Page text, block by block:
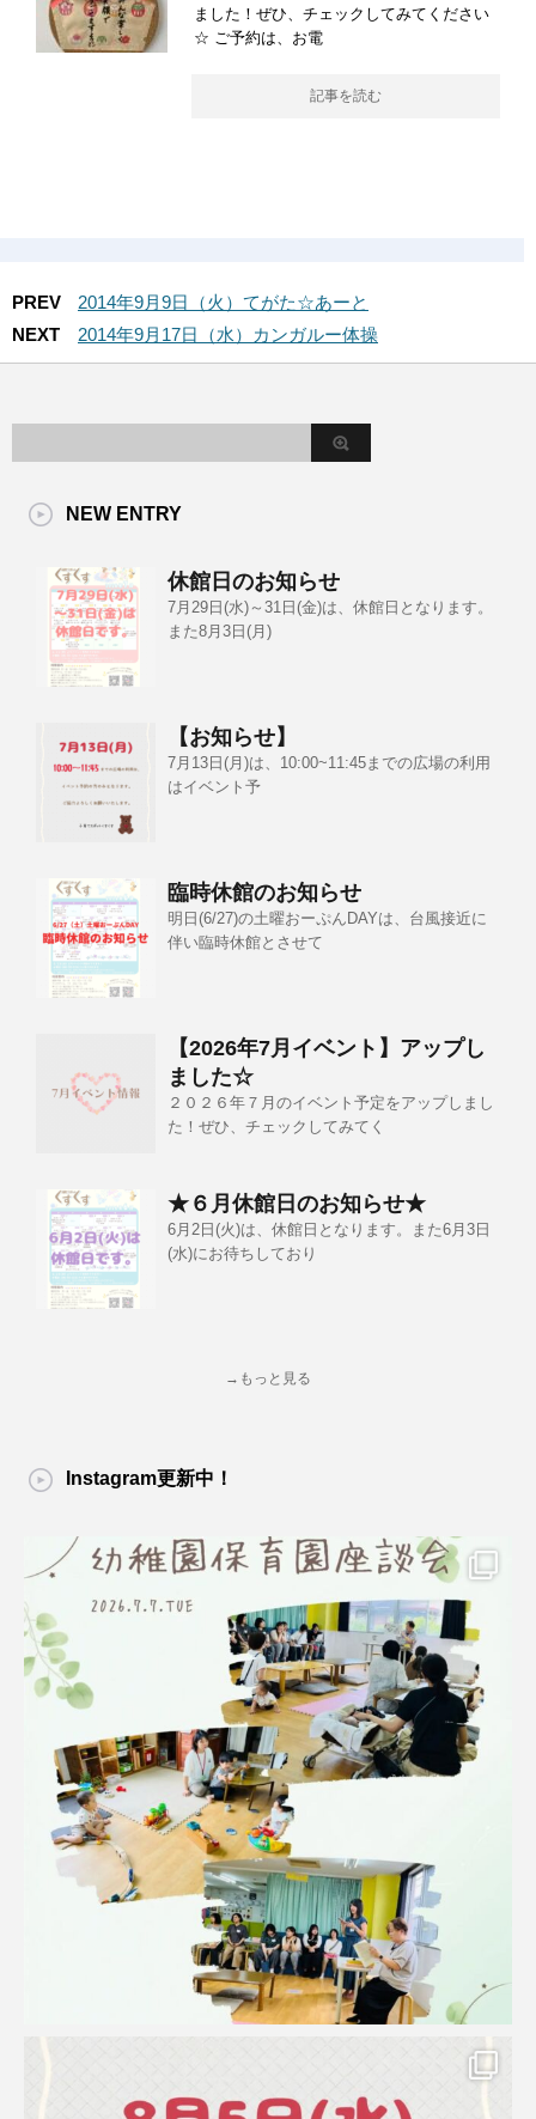
ました！ぜひ、チェックしてみてください
☆ ご予約は、お電
記事を読む
PREV
2014年9月9日（火）てがた☆あーと
NEXT
2014年9月17日（水）カンガルー体操
NEW ENTRY
休館日のお知らせ
7月29日(水)～31日(金)は、休館日となります。
また8月3日(月)
【お知らせ】
7月13日(月)は、10:00~11:45までの広場の利用
はイベント予
臨時休館のお知らせ
明日(6/27)の土曜おーぷんDAYは、台風接近に
伴い臨時休館とさせて
【2026年7月イベント】アップし
ました☆
２０２６年７月のイベント予定をアップしまし
た！ぜひ、チェックしてみてく
★６月休館日のお知らせ★
6月2日(火)は、休館日となります。また6月3日
(水)にお待ちしており
→もっと見る
Instagram更新中！